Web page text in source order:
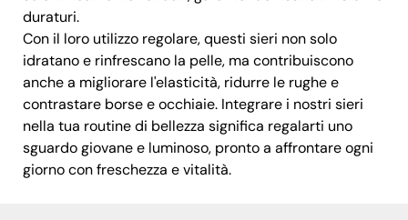
duraturi.
Con il loro utilizzo regolare, questi sieri non solo
idratano e rinfrescano la pelle, ma contribuiscono
anche a migliorare l'elasticità, ridurre le rughe e
contrastare borse e occhiaie. Integrare i nostri sieri
nella tua routine di bellezza significa regalarti uno
sguardo giovane e luminoso, pronto a affrontare ogni
giorno con freschezza e vitalità.